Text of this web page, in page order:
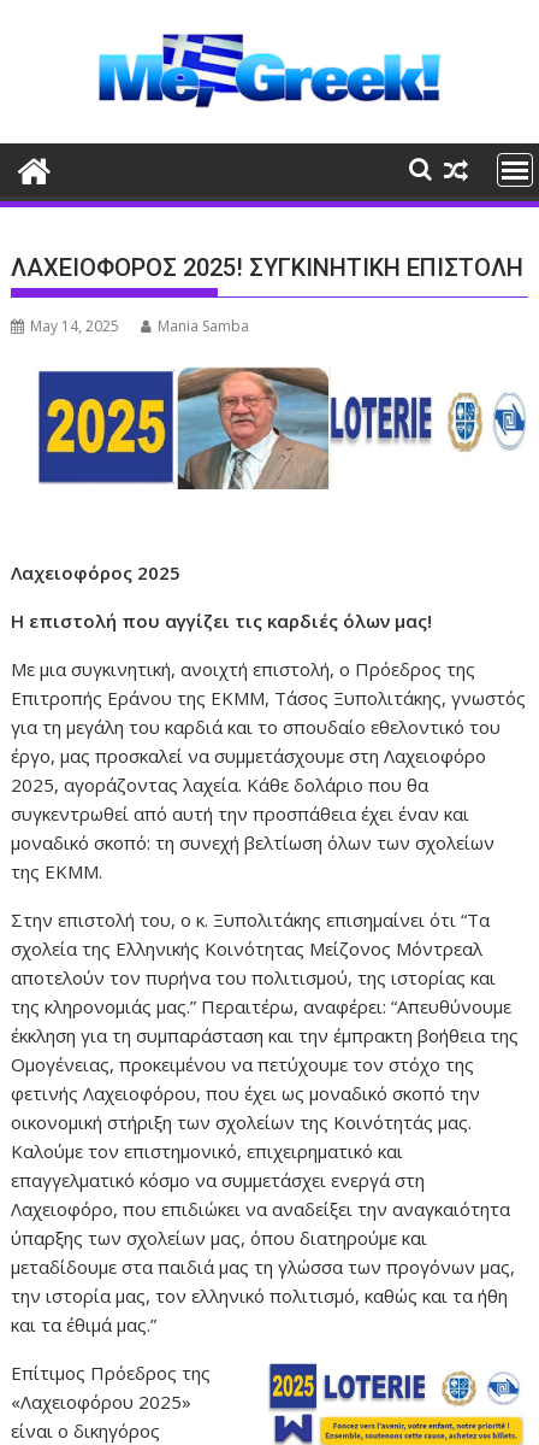
ΛΑΧΕΙΟΦΟΡΟΣ 2025! ΣΥΓΚΙΝΗΤΙΚΗ ΕΠΙΣΤΟΛΗ
May 14, 2025 Mania Samba
Λαχειοφόρος 2025
Η επιστολή που αγγίζει τις καρδιές όλων μας!
Με μια συγκινητική, ανοιχτή επιστολή, ο Πρόεδρος της
Επιτροπής Εράνου της ΕΚΜΜ, Τάσος Ξυπολιτάκης, γνωστός
για τη μεγάλη του καρδιά και το σπουδαίο εθελοντικό του
έργο, μας προσκαλεί να συμμετάσχουμε στη Λαχειοφόρο
2025, αγοράζοντας λαχεία. Κάθε δολάριο που θα
συγκεντρωθεί από αυτή την προσπάθεια έχει έναν και
μοναδικό σκοπό: τη συνεχή βελτίωση όλων των σχολείων
της ΕΚΜΜ.
Στην επιστολή του, ο κ. Ξυπολιτάκης επισημαίνει ότι “Τα
σχολεία της Ελληνικής Κοινότητας Μείζονος Μόντρεαλ
αποτελούν τον πυρήνα του πολιτισμού, της ιστορίας και
της κληρονομιάς μας.” Περαιτέρω, αναφέρει: “Απευθύνουμε
έκκληση για τη συμπαράσταση και την έμπρακτη βοήθεια της
Ομογένειας, προκειμένου να πετύχουμε τον στόχο της
φετινής Λαχειοφόρου, που έχει ως μοναδικό σκοπό την
οικονομική στήριξη των σχολείων της Κοινότητάς μας.
Καλούμε τον επιστημονικό, επιχειρηματικό και
επαγγελματικό κόσμο να συμμετάσχει ενεργά στη
Λαχειοφόρο, που επιδιώκει να αναδείξει την αναγκαιότητα
ύπαρξης των σχολείων μας, όπου διατηρούμε και
μεταδίδουμε στα παιδιά μας τη γλώσσα των προγόνων μας,
την ιστορία μας, τον ελληνικό πολιτισμό, καθώς και τα ήθη
και τα έθιμά μας.”
Επίτιμος Πρόεδρος της
«Λαχειοφόρου 2025»
είναι ο δικηγόρος